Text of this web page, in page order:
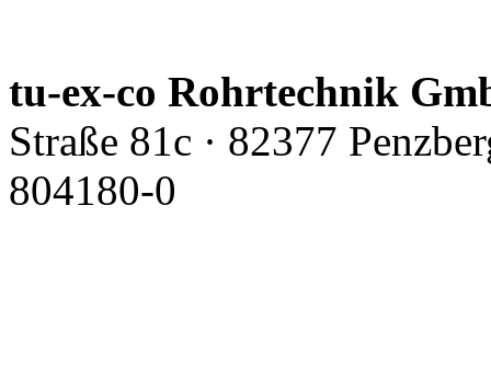
tu-ex-co Rohrtechnik
Straße 81c · 82377
804180-0